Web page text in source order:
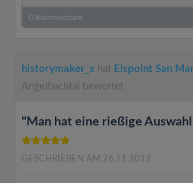
0 Kommentare
historymaker_s hat Eispoint San
Angelbachtal bewertet
"Man hat eine rießige Auswahl
GESCHRIEBEN AM 26.11.2012